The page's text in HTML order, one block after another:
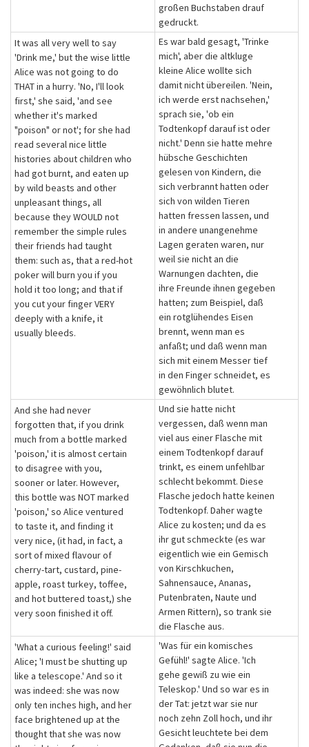
großen Buchstaben drauf
gedruckt.
It was all very well to say
'Drink me,' but the wise little
Alice was not going to do
THAT in a hurry. 'No, I'll look
first,' she said, 'and see
whether it's marked
"poison" or not'; for she had
read several nice little
histories about children who
had got burnt, and eaten up
by wild beasts and other
unpleasant things, all
because they WOULD not
remember the simple rules
their friends had taught
them: such as, that a red-hot
poker will burn you if you
hold it too long; and that if
you cut your finger VERY
deeply with a knife, it
usually bleeds.
Es war bald gesagt, 'Trinke
mich', aber die altkluge
kleine Alice wollte sich
damit nicht übereilen. 'Nein,
ich werde erst nachsehen,'
sprach sie, 'ob ein
Todtenkopf darauf ist oder
nicht.' Denn sie hatte mehre
hübsche Geschichten
gelesen von Kindern, die
sich verbrannt hatten oder
sich von wilden Tieren
hatten fressen lassen, und
in andere unangenehme
Lagen geraten waren, nur
weil sie nicht an die
Warnungen dachten, die
ihre Freunde ihnen gegeben
hatten; zum Beispiel, daß
ein rotglühendes Eisen
brennt, wenn man es
anfaßt; und daß wenn man
sich mit einem Messer tief
in den Finger schneidet, es
gewöhnlich blutet.
And she had never
forgotten that, if you drink
much from a bottle marked
'poison,' it is almost certain
to disagree with you,
sooner or later. However,
this bottle was NOT marked
'poison,' so Alice ventured
to taste it, and finding it
very nice, (it had, in fact, a
sort of mixed flavour of
cherry-tart, custard, pine-
apple, roast turkey, toffee,
and hot buttered toast,) she
very soon finished it off.
Und sie hatte nicht
vergessen, daß wenn man
viel aus einer Flasche mit
einem Todtenkopf darauf
trinkt, es einem unfehlbar
schlecht bekommt. Diese
Flasche jedoch hatte keinen
Todtenkopf. Daher wagte
Alice zu kosten; und da es
ihr gut schmeckte (es war
eigentlich wie ein Gemisch
von Kirschkuchen,
Sahnensauce, Ananas,
Putenbraten, Naute und
Armen Rittern), so trank sie
die Flasche aus.
'What a curious feeling!' said
Alice; 'I must be shutting up
like a telescope.' And so it
was indeed: she was now
only ten inches high, and her
face brightened up at the
thought that she was now
'Was für ein komisches
Gefühl!' sagte Alice. 'Ich
gehe gewiß zu wie ein
Teleskop.' Und so war es in
der Tat: jetzt war sie nur
noch zehn Zoll hoch, und ihr
Gesicht leuchtete bei dem